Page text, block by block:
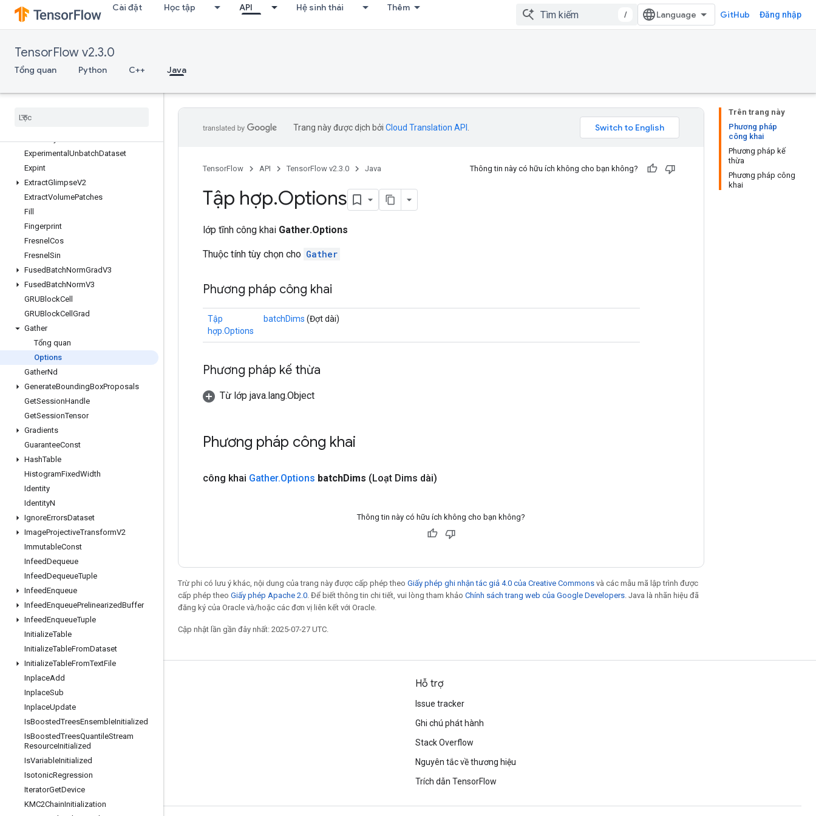
Cài đặt Học tập API Hệ sinh thái Thêm
/ GitHub Đăng nhập
TensorFlow v2.3.0
Tổng quan Python C++ Java
ExperimentalPrivateThreadPoolDatas
et
ExperimentalRandomDataset
ExperimentalRebatchDataset
aset
Experimental
Experimental UnbatchDataset
Expint
ExtractGlimpseV2
ExtractVolumePatches
Fill
Fingerprint
Fresnel Cos
Fresnel Sin
FusedBatchNormGradV3
FusedBatchNormV3
GRUBlockCell
GRUBlockCell Grad
Gather
Tổng quan
Options
GatherNd
GenerateBoundingBoxProposals
GetSessionHandle
GetSessionTensor
Gradients
GuaranteeConst
HashTable
HistogramFixedWidth
Identity
IdentityN
IgnoreErrorsDataset
ImageProjectiveTransformV2
ImmutableConst
InfeedDequeue
InfeedDequeueTuple
InfeedEnqueue
InfeedEnqueuePrelinearizedBuffer
InfeedEnqueueTuple
InitializeTable
InitializeTableFromDataset
InitializeTableFromTextFile
InplaceAdd
InplaceSub
InplaceUpdate
IsBoostedTreesEnsembleInitialized
IsBoostedTreesQuantileStream
ResourceInitialized
IsVariableInitialized
IsotonicRegression
IteratorGetDevice
KMC2ChainInitialization
Trên trang này
Phương pháp
công khai
Phương pháp kế
thừa
Phương pháp công
khai
Trang này được dịch bởi Cloud Translation API
TensorFlow API TensorFlow v2.3.0 Java Thông tin này có hữu ích không cho bạn không?
Tập hợp.Options
lớp tĩnh công khai Gather.Options
Thuộc tính tùy chọn cho Gather
Phương pháp công khai
Tập
hợp.Options
batchDims (Đợt dài)
Phương pháp kế thừa
Từ lớp java.lang.Object
Phương pháp công khai
công khai Gather.Options batchDims (Loạt Dims dài)
Thông tin này có hữu ích không cho bạn không?
Trừ phi có lưu ý khác, nội dung của trang này được cấp phép theo Giấy phép ghi nhận tác giả 4.0 của Creative Commons và các mẫu mã lập trình được
cấp phép theo Giấy phép Apache 2.0 . Để biết thông tin chi tiết, vui lòng tham khảo Chính sách trang web của Google Developers . Java là nhãn hiệu đã
đăng ký của Oracle và/hoặc các đơn vị liên kết với Oracle.
Cập nhật lần gần đây nhất: 2025-07-27 UTC.
Giữ liên lạc
Blog
Diễn đàn
GitHub
Twitter
Hỗ trợ
Issue tracker
Ghi chú phát hành
Stack Overflow
Nguyên tắc về thương hiệu
Trích dẫn TensorFlow